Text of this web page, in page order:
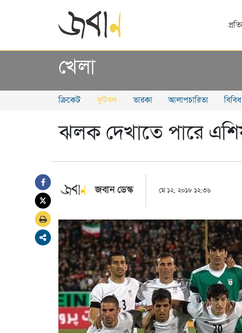
খেলা
ক্রিকেট ফুটবল তারকা আলাপচারিতা বিবিধ
ঝলক দেখাতে পারে
জবান ডেস্ক মে ১২, ২০১৮ ১২:৩৬